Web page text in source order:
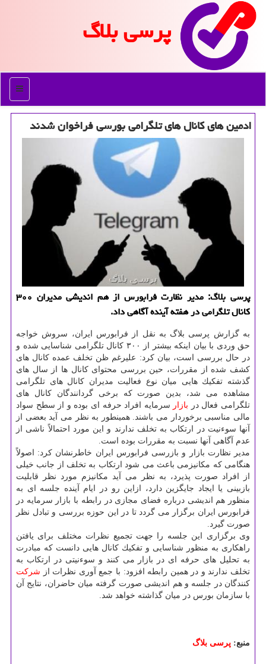
پرسی بلاگ
منو
ادمین های كانال های تلگرامی بورسی فراخوان شدند
پرسی بلاگ: مدیر نظارت فرابورس از هم اندیشی مدیران ۳۰۰
كانال تلگرامی در هفته آینده آگاهی داد.
به گزارش پرسی بلاگ به نقل از فرابورس ایران، سروش خواجه
حق وردی با بیان اینكه بیشتر از ۳۰۰ كانال تلگرامی شناسایی شده و
در حال بررسی است، بیان كرد: علیرغم ظن تخلف عمده كانال های
كشف شده از مقررات، حین بررسی محتوای كانال ها از سال های
گذشته تفكیك هایی میان نوع فعالیت مدیران كانال های تلگرامی
مشاهده می شد، بدین صورت كه برخی گردانندگان كانال های
تلگرامی فعال در بازار سرمایه افراد حرفه ای بوده و از سطح سواد
مالی مناسبی برخوردار می باشند. همینطور به نظر می آید بعضی از
آنها سوءنیت در ارتكاب به تخلف ندارند و این مورد احتمالاً ناشی از
عدم آگاهی آنها نسبت به مقررات بوده است.
مدیر نظارت بازار و بازرسی فرابورس ایران خاطرنشان كرد: اصولاً
هنگامی كه مكانیزمی باعث می شود ارتكاب به تخلف از جانب خیلی
از افراد صورت پذیرد، به نظر می آید مكانیزم مورد نظر قابلیت
بازبینی یا ایجاد جایگزین دارد، ازاین رو در ایام آینده جلسه ای به
منظور هم اندیشی درباره فضای مجازی در رابطه با بازار سرمایه در
فرابورس ایران برگزار می گردد تا در این حوزه بررسی و تبادل نظر
صورت گیرد.
وی برگزاری این جلسه را جهت تجمیع نظرات مختلف برای یافتن
راهكاری به منظور شناسایی و تفكیك كانال هایی دانست كه مبادرت
به تحلیل های حرفه ای در بازار می كنند و سوءنیتی در ارتكاب به
تخلف ندارند و در همین رابطه افزود: با جمع آوری نظرات از شركت
كنندگان در جلسه و هم اندیشی صورت گرفته میان حاضران، نتایج آن
با سازمان بورس در میان گذاشته خواهد شد.
منبع: پرسی بلاگ